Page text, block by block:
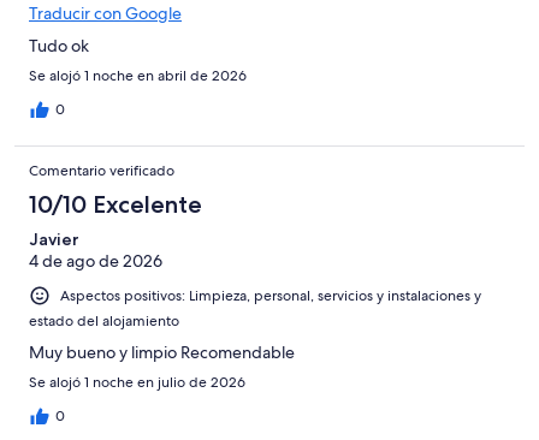
Traducir con Google
Tudo ok
Se alojó 1 noche en abril de 2026
0
Comentario verificado
10/10 Excelente
Javier
4 de ago de 2026
Aspectos positivos: Limpieza, personal, servicios y instalaciones y
estado del alojamiento
Muy bueno y limpio Recomendable
Se alojó 1 noche en julio de 2026
0